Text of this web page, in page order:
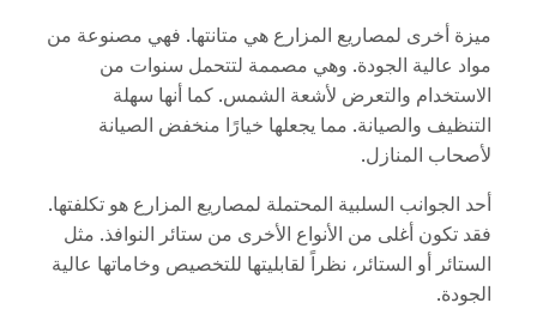
ميزة أخرى لمصاريع المزارع هي متانتها. فهي مصنوعة من
مواد عالية الجودة. وهي مصممة لتتحمل سنوات من
الاستخدام والتعرض لأشعة الشمس. كما أنها سهلة
التنظيف والصيانة. مما يجعلها خيارًا منخفض الصيانة
لأصحاب المنازل.
أحد الجوانب السلبية المحتملة لمصاريع المزارع هو تكلفتها.
فقد تكون أغلى من الأنواع الأخرى من ستائر النوافذ. مثل
الستائر أو الستائر، نظراً لقابليتها للتخصيص وخاماتها عالية
الجودة.